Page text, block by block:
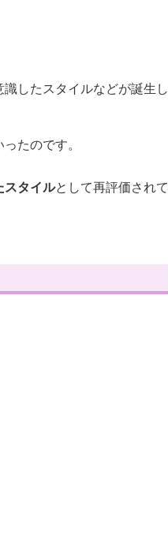
したスタイルなどが誕生し
たのです。
スタイルとして再評価されて